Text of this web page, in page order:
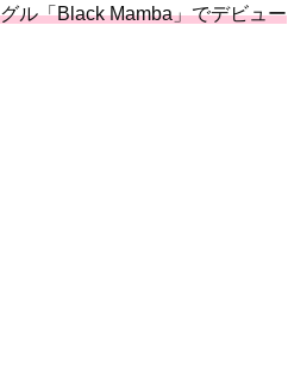
ル「Black Mamba」でデビュー